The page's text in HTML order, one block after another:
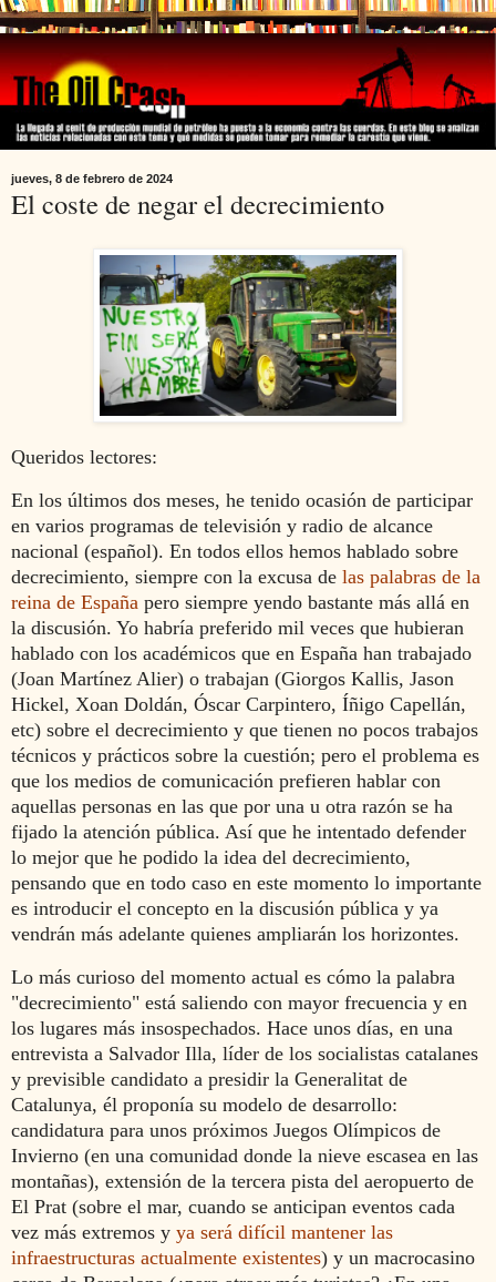
jueves, 8 de febrero de 2024
El coste de negar el decrecimiento
Queridos lectores:
En los últimos dos meses, he tenido ocasión de participar
en varios programas de televisión y radio de alcance
nacional (español). En todos ellos hemos hablado sobre
decrecimiento, siempre con la excusa de las palabras de la
reina de España pero siempre yendo bastante más allá en
la discusión. Yo habría preferido mil veces que hubieran
hablado con los académicos que en España han trabajado
(Joan Martínez Alier) o trabajan (Giorgos Kallis, Jason
Hickel, Xoan Doldán, Óscar Carpintero, Íñigo Capellán,
etc) sobre el decrecimiento y que tienen no pocos trabajos
técnicos y prácticos sobre la cuestión; pero el problema es
que los medios de comunicación prefieren hablar con
aquellas personas en las que por una u otra razón se ha
fijado la atención pública. Así que he intentado defender
lo mejor que he podido la idea del decrecimiento,
pensando que en todo caso en este momento lo importante
es introducir el concepto en la discusión pública y ya
vendrán más adelante quienes ampliarán los horizontes.
Lo más curioso del momento actual es cómo la palabra
"decrecimiento" está saliendo con mayor frecuencia y en
los lugares más insospechados. Hace unos días, en una
entrevista a Salvador Illa, líder de los socialistas catalanes
y previsible candidato a presidir la Generalitat de
Catalunya, él proponía su modelo de desarrollo:
candidatura para unos próximos Juegos Olímpicos de
Invierno (en una comunidad donde la nieve escasea en las
montañas), extensión de la tercera pista del aeropuerto de
El Prat (sobre el mar, cuando se anticipan eventos cada
vez más extremos y ya será difícil mantener las
infraestructuras actualmente existentes) y un macrocasino